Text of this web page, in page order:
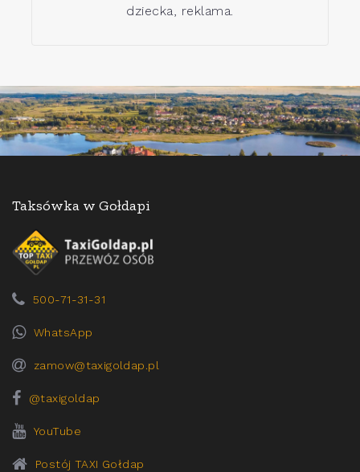
dziecka, reklama.
Taksówka w Gołdapi
500-71-31-31
WhatsApp
zamow@taxigoldap.pl
@taxigoldap
YouTube
Postój TAXI Gołdap